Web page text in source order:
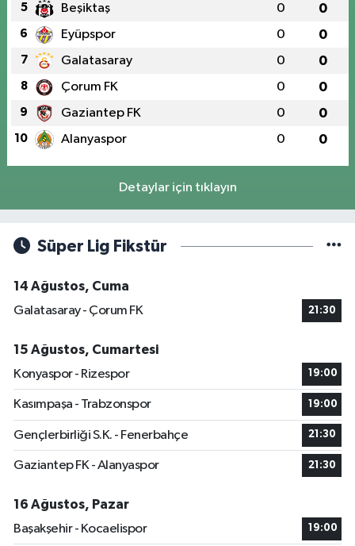
5 Beşiktaş 0 0
6 Eyüpspor 0 0
7 Galatasaray 0 0
8 Çorum FK 0 0
9 Gaziantep FK 0 0
10 Alanyaspor 0 0
Detaylar için tıklayın
Süper Lig Fikstür
14 Ağustos, Cuma
Galatasaray - Çorum FK
21:30
15 Ağustos, Cumartesi
Konyaspor - Rizespor
19:00
Kasımpaşa - Trabzonspor 19:00
Gençlerbirliği S.K. - Fenerbahçe 21:30
Gaziantep FK - Alanyaspor 21:30
16 Ağustos, Pazar
Başakşehir - Kocaelispor
19:00